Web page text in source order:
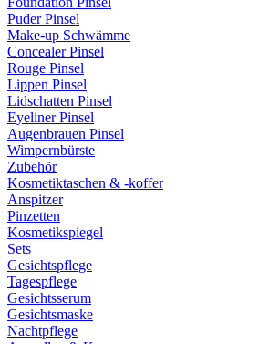
Puder Pinsel
Make-up Schwämme
Concealer Pinsel
Rouge Pinsel
Lippen Pinsel
Lidschatten Pinsel
Eyeliner Pinsel
Augenbrauen Pinsel
Wimpernbürste
Zubehör
Kosmetiktaschen & -koffer
Anspitzer
Pinzetten
Kosmetikspiegel
Sets
Gesichtspflege
Tagespflege
Gesichtsserum
Gesichtsmaske
Nachtpflege